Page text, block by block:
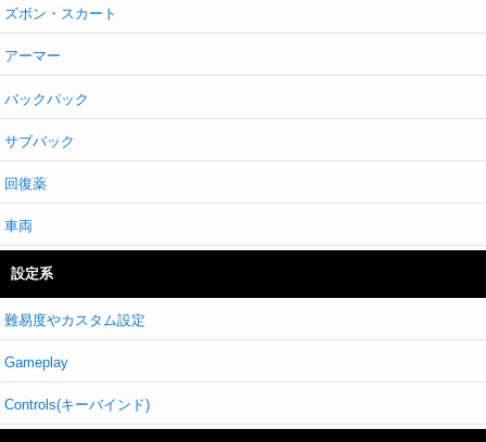
ズボン・スカート
アーマー
バックパック
サブバック
回復薬
車両
設定系
難易度やカスタム設定
Gameplay
Controls(キーバインド)